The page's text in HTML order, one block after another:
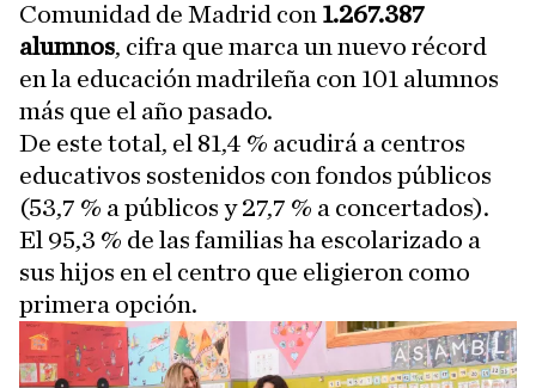
Comunidad de Madrid con 1.267.387
alumnos, cifra que marca un nuevo récord
en la educación madrileña con 101 alumnos
más que el año pasado.
De este total, el 81,4 % acudirá a centros
educativos sostenidos con fondos públicos
(53,7 % a públicos y 27,7 % a concertados).
El 95,3 % de las familias ha escolarizado a
sus hijos en el centro que eligieron como
primera opción.